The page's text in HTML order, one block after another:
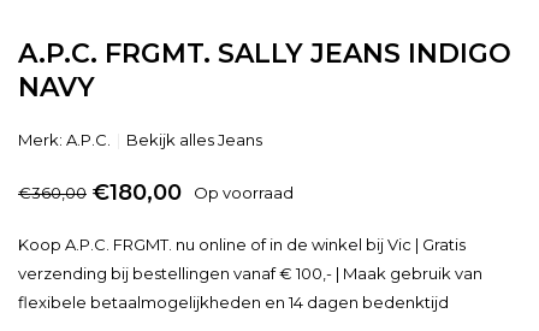
A.P.C. FRGMT. SALLY JEANS INDIGO
NAVY
Merk: A.P.C. Bekijk alles Jeans
€360,00 €180,00 Op voorraad
Koop A.P.C. FRGMT. nu online of in de winkel bij Vic | Gratis
verzending bij bestellingen vanaf € 100,- | Maak gebruik van
flexibele betaalmogelijkheden en 14 dagen bedenktijd